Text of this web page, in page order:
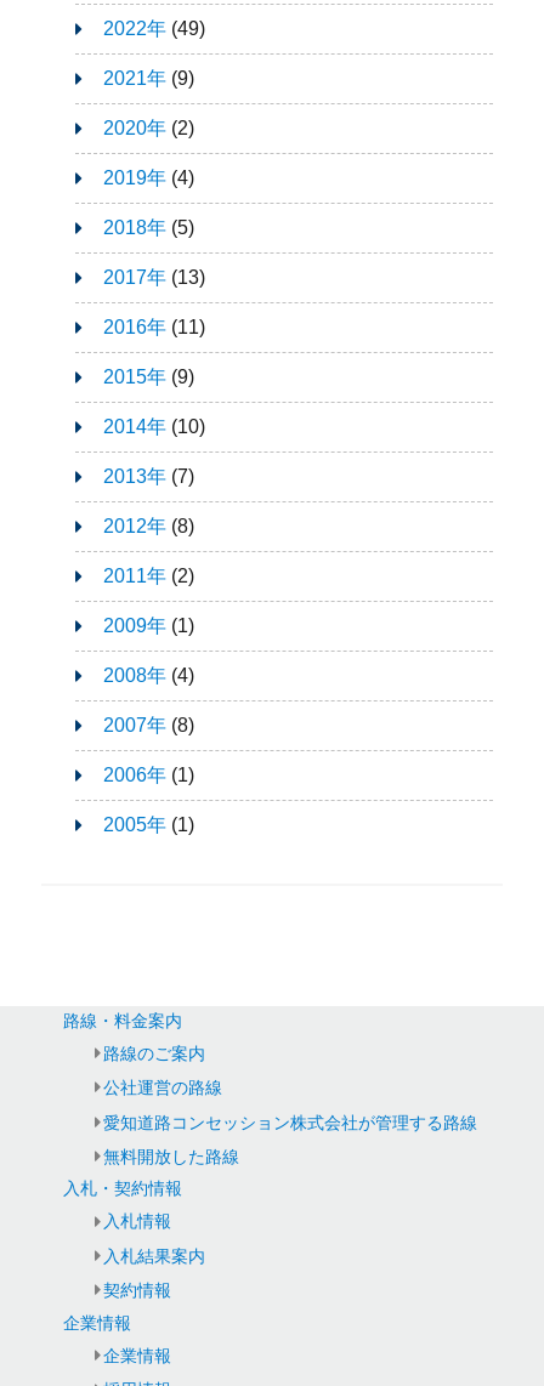
2022年(49)
2021年(9)
2020年(2)
2019年(4)
2018年(5)
2017年(13)
2016年(11)
2015年(9)
2014年(10)
2013年(7)
2012年(8)
2011年(2)
2009年(1)
2008年(4)
2007年(8)
2006年(1)
2005年(1)
路線・料金案内
路線のご案内
公社運営の路線
愛知道路コンセッション株式会社が管理する路線
無料開放した路線
入札・契約情報
入札情報
入札結果案内
契約情報
企業情報
企業情報